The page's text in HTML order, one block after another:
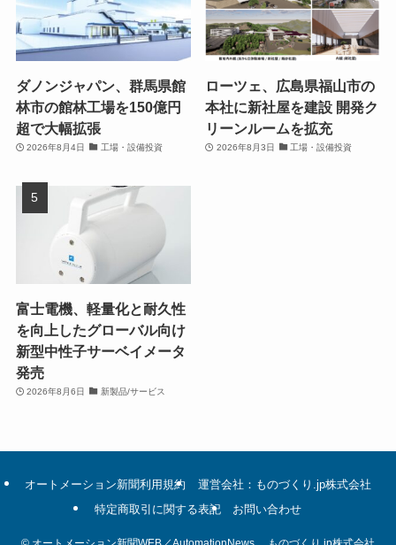
ダノンジャパン、群馬県館
林市の館林工場を150億円
超で大幅拡張
2026年8月4日 工場・設備投資
ローツェ、広島県福山市の
本社に新社屋を建設 開発ク
リーンルームを拡充
2026年8月3日 工場・設備投資
富士電機、軽量化と耐久性
を向上したグローバル向け
新型中性子サーベイメータ
発売
2026年8月6日 新製品/サービス
オートメーション新聞利用規約
運営会社：ものづくり.jp株式会社
特定商取引に関する表記
お問い合わせ